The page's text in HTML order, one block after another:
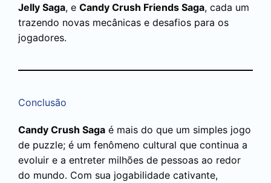
Jelly Saga, e Candy Crush Friends Saga, cada um
trazendo novas mecânicas e desafios para os
jogadores.
Conclusão
Candy Crush Saga é mais do que um simples jogo
de puzzle; é um fenômeno cultural que continua a
evoluir e a entreter milhões de pessoas ao redor
do mundo. Com sua jogabilidade cativante,